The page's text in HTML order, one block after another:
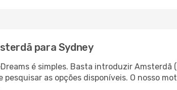
para Sydney
é simples. Basta introduzir Amsterdã
pesquisar as opções disponíveis. O nosso